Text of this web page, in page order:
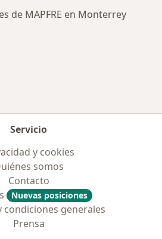
de MAPFRE en Monterrey
Servicio
y cookies
somos
Contacto
Nuevas posiciones
condiciones generales
Prensa